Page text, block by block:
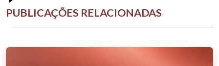
PUBLICAÇÕES RELACIONADAS